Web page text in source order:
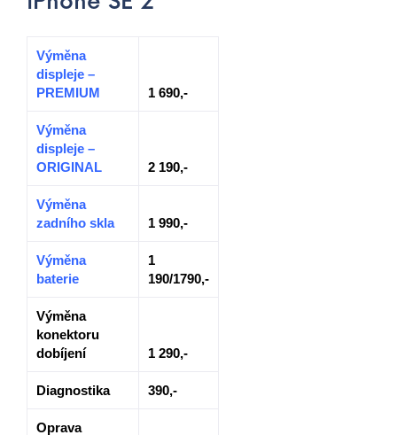
Výměna
displeje –
PREMIUM
1 690,-
Výměna
displeje –
ORIGINAL
2 190,-
Výměna
zadního skla
1 990,-
Výměna
baterie
1
190/1790,-
Výměna
konektoru
dobíjení
1 290,-
Diagnostika 390,-
Oprava